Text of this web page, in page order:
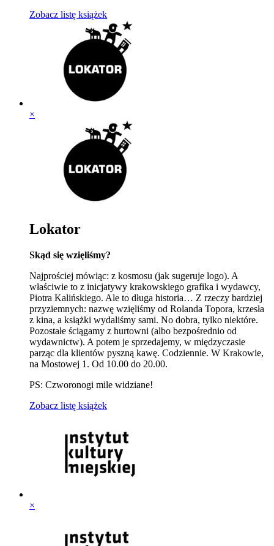
Zobacz listę książek
×
Lokator
Skąd się wzięliśmy?
Najprościej mówiąc: z kosmosu (jak sugeruje logo). A
właściwie to z inicjatywy krakowskiego grafika i wydawcy,
Piotra Kalińskiego. Ale to długa historia… Z rzeczy bardziej
przyziemnych: nazwę wzięliśmy od Rolanda Topora, krzesła
z kina, a książki wydaliśmy sami. No dobra, tylko niektóre.
Pozostałe ściągamy z hurtowni (albo bezpośrednio od
wydawnictw). A potem je sprzedajemy, w międzyczasie
parząc dla klientów pyszną kawę. Codziennie. W Krakowie,
na Mostowej 1. Od 10.00 do 20.00.
PS: Czworonogi mile widziane!
Zobacz listę książek
×